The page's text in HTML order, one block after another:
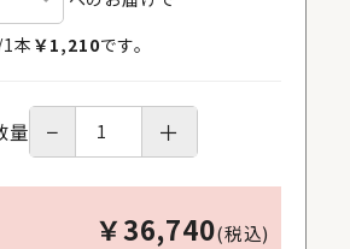
1本 ￥1,210です。
量 − ＋
￥36,740(税込)